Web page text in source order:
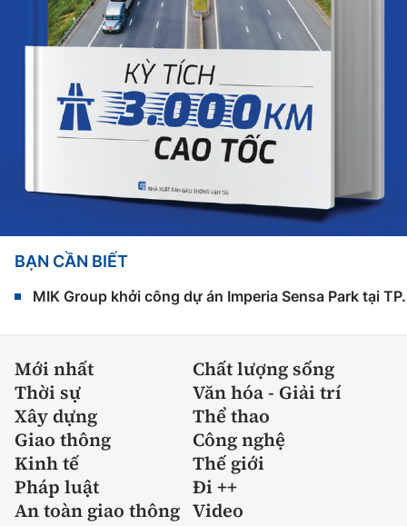
BẠN CẦN BIẾT
MIK Group khởi công dự án Imperia Sensa Park tại
Mới nhất
Chất lượng sống
Thời sự
Văn hóa - Giải trí
Xây dựng
Thể thao
Giao thông
Công nghệ
Kinh tế
Thế giới
Pháp luật
Đi ++
An toàn giao thông Video